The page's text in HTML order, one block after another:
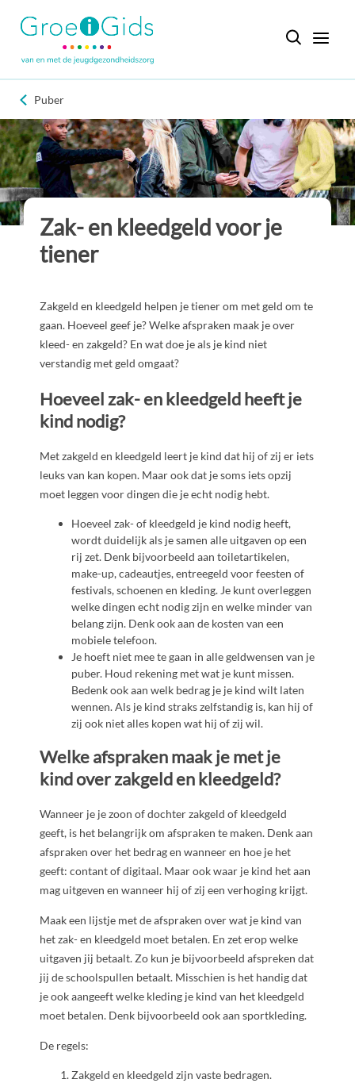
Puber
Zak- en kleedgeld voor je
tiener
Zakgeld en kleedgeld helpen je tiener om met geld om te
gaan. Hoeveel geef je? Welke afspraken maak je over
kleed- en zakgeld? En wat doe je als je kind niet
verstandig met geld omgaat?
Hoeveel zak- en kleedgeld heeft je
kind nodig?
Met zakgeld en kleedgeld leert je kind dat hij of zij er iets
leuks van kan kopen. Maar ook dat je soms iets opzij
moet leggen voor dingen die je echt nodig hebt.
Hoeveel zak- of kleedgeld je kind nodig heeft,
wordt duidelijk als je samen alle uitgaven op een
rij zet. Denk bijvoorbeeld aan toiletartikelen,
make-up, cadeautjes, entreegeld voor feesten of
festivals, schoenen en kleding. Je kunt overleggen
welke dingen echt nodig zijn en welke minder van
belang zijn. Denk ook aan de kosten van een
mobiele telefoon.
Je hoeft niet mee te gaan in alle geldwensen van je
puber. Houd rekening met wat je kunt missen.
Bedenk ook aan welk bedrag je je kind wilt laten
wennen. Als je kind straks zelfstandig is, kan hij of
zij ook niet alles kopen wat hij of zij wil.
Welke afspraken maak je met je
kind over zakgeld en kleedgeld?
Wanneer je je zoon of dochter zakgeld of kleedgeld
geeft, is het belangrijk om afspraken te maken. Denk aan
afspraken over het bedrag en wanneer en hoe je het
geeft: contant of digitaal. Maar ook waar je kind het aan
mag uitgeven en wanneer hij of zij een verhoging krijgt.
Maak een lijstje met de afspraken over wat je kind van
het zak- en kleedgeld moet betalen. En zet erop welke
uitgaven jij betaalt. Zo kun je bijvoorbeeld afspreken dat
jij de schoolspullen betaalt. Misschien is het handig dat
je ook aangeeft welke kleding je kind van het kleedgeld
moet betalen. Denk bijvoorbeeld ook aan sportkleding.
De regels:
Zakgeld en kleedgeld zijn vaste bedragen.